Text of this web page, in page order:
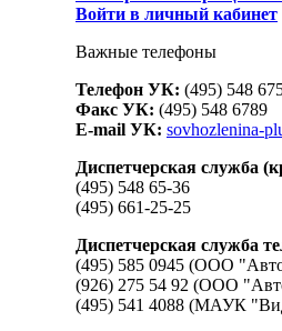
Войти в личный кабинет
Важные телефоны
Телефон УК: (495) 548
Факс УК: (495) 548 6789
E-mail УК: sovhozlenina-
Диспетчерская служба
(495) 548 65-36
(495) 661-25-25
Диспетчерская служба
(495) 585 0945 (ООО
(926) 275 54 92 (ООО
(495) 541 4088 (МАУК